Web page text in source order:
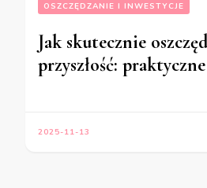
OSZCZĘDZANIE I INWESTYCJE
Jak skutecznie
przyszłość:
2025-11-13